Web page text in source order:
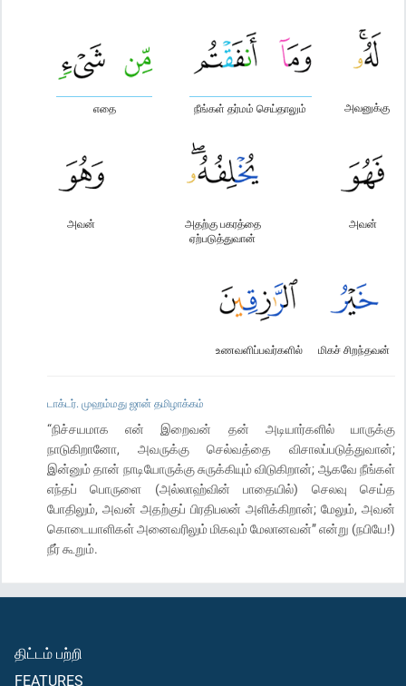
அவனுக்கு
நீங்கள் தர்மம் செய்தாலும்
எதை
அவன்
அதற்கு பகரத்தை
ஏற்படுத்துவான்
அவன்
மிகச் சிறந்தவன்
உணவளிப்பவர்களில்
டாக்டர். முஹம்மது ஜான் தமிழாக்கம்
“நிச்சயமாக என் இறைவன் தன் அடியார்களில் யாருக்கு
நாடுகிறானோ, அவருக்கு செல்வத்தை விசாலப்படுத்துவான்;
இன்னும் தான் நாடியோருக்கு சுருக்கியும் விடுகிறான்; ஆகவே நீங்கள்
எந்தப் பொருளை (அல்லாஹ்வின் பாதையில்) செலவு செய்த
போதிலும், அவன் அதற்குப் பிரதிபலன் அளிக்கிறான்; மேலும், அவன்
கொடையாளிகள் அனைவரிலும் மிகவும் மேலானவன்” என்று (நபியே!)
நீர் கூறும்.
திட்டம் பற்றி
FEATURES